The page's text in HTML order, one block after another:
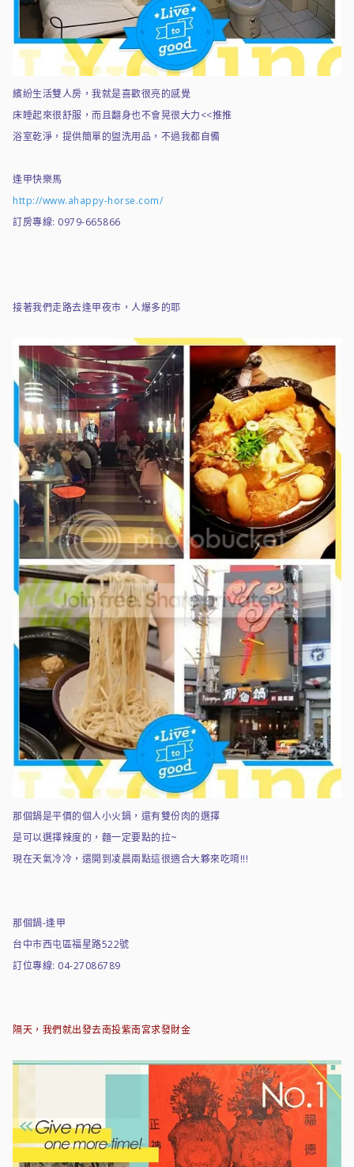
繽紛生活雙人房，我就是喜歡很亮的感覺
床睡起來很舒服，而且翻身也不會晃很大力<<推推
浴室乾淨，提供簡單的盥洗用品，不過我都自備
逢甲快樂馬
http://www.ahappy-horse.com/
訂房專線: 0979-665866
接著我們走路去逢甲夜市，人爆多的耶
那個鍋是平價的個人小火鍋，還有雙份肉的選擇
是可以選擇辣度的，麵一定要點的拉~
現在天氣冷冷，還開到凌晨兩點這很適合大夥來吃唷!!!
那個鍋-逢甲
台中市西屯區福星路522號
訂位專線: 04-27086789
隔天，我們就出發去南投紫南宮求發財金